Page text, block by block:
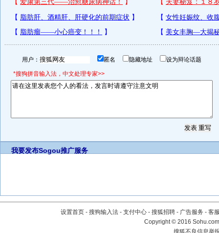
用户： 匿名 隐藏地址 设为辩论话题
*搜狗拼音输入法，中文处理专家>>
我要发布Sogou推广服务
设置首页 - 搜狗输入法 - 支付中心 - 搜狐招聘 - 广告服务 - 客
Copyright©2016
搜狐不良信息举